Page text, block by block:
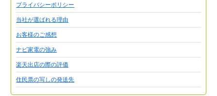
プライバシーポリシー
当社が選ばれる理由
お客様のご感想
ナビ家電の強み
楽天出店の際の評価
住民票の写しの発送先